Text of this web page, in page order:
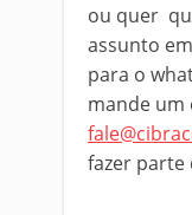
ou quer
assunto
para o
mande um
fazer parte